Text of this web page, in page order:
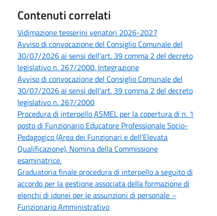
Contenuti correlati
Vidimazione tesserini venatori 2026-2027
Avviso di convocazione del Consiglio Comunale del
30/07/2026 ai sensi dell'art. 39 comma 2 del decreto
legislativo n. 267/2000. Integrazione
Avviso di convocazione del Consiglio Comunale del
30/07/2026 ai sensi dell'art. 39 comma 2 del decreto
legislativo n. 267/2000
Procedura di interpello ASMEL per la copertura di n. 1
posto di Funzionario Educatore Professionale Socio-
Pedagogico (Area dei Funzionari e dell'Elevata
Qualificazione). Nomina della Commissione
esaminatrice.
Graduatoria finale procedura di interpello a seguito di
accordo per la gestione associata della formazione di
elenchi di idonei per le assunzioni di personale –
Funzionario Amministrativo